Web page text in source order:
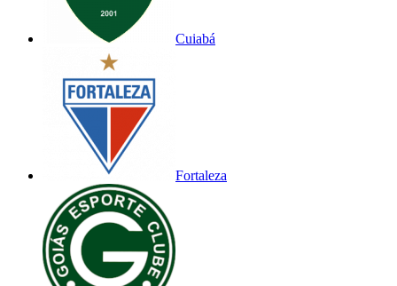
Cuiabá
Fortaleza